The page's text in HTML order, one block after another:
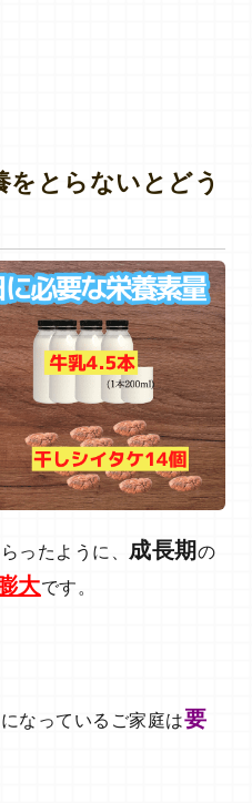
をとらないとどう
ったように、 成長期の
大です。
なっているご家庭は要